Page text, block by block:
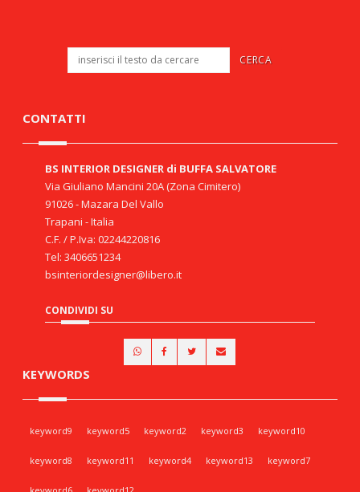
CONTATTI
BS INTERIOR DESIGNER di BUFFA SALVATORE
Via Giuliano Mancini 20A (Zona Cimitero)
91026 - Mazara Del Vallo
Trapani - Italia
C.F. / P.Iva: 02244220816
Tel: 3406651234
bsinteriordesigner@libero.it
CONDIVIDI SU
KEYWORDS
keyword9 keyword5 keyword2 keyword3 keyword10
keyword8 keyword11 keyword4 keyword13 keyword7